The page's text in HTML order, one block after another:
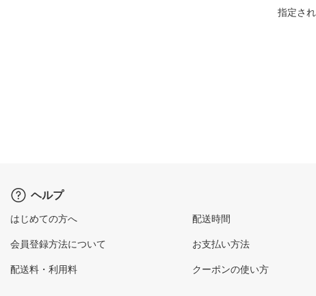
指定さ
ヘルプ
はじめての方へ
会員登録方法について
配送料・利用料
配送時間
お支払い方法
クーポンの使い方